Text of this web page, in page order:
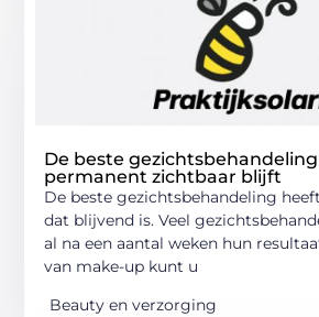
De beste
permanent zichtbaar blijft
De beste gezichtsbehandeling
dat blijvend is. Veel
al na een aantal weken hun
van make-up kunt u
Beauty en verzorging